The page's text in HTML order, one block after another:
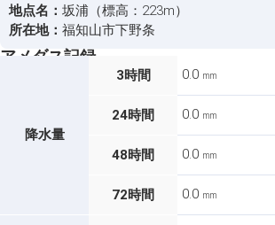
地点名： 坂浦（標高：223m）
所在地： 福知山市下野条
アメダス記録
降水量
3時間 0.0 mm
24時間 0.0 mm
48時間 0.0 mm
72時間 0.0 mm